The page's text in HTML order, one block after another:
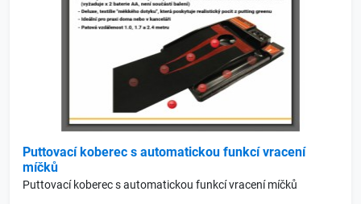
Puttovací koberec s automatickou funkcí vracení
míčků
Puttovací koberec s automatickou funkcí vracení míčků